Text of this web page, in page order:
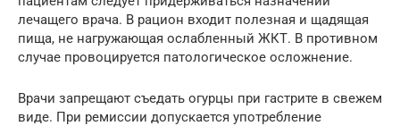
лечащего врача. В рацион входит полезная и щадящая
пища, не нагружающая ослабленный ЖКТ. В противном
случае провоцируется патологическое осложнение.
Врачи запрещают съедать огурцы при гастрите в свежем
виде. При ремиссии допускается употребление